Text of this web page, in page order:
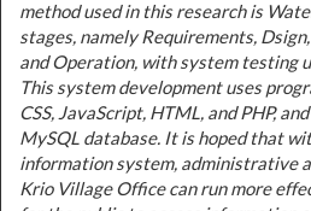
method used in this research is
stages, namely Requirements,
and Operation, with system testing
This system development uses
CSS, JavaScript, HTML, and PHP,
MySQL database. It is hoped that
information system, administrative
Krio Village Office can run more